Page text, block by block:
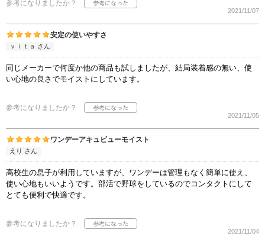
参考になりましたか？
2021/11/07
安定の使いやすさ
ｖｉｔａ さん
同じメーカーで何度か他の商品も試しましたが、結局装着感の無い、使
い心地の良さでモイストにしています。
参考になりましたか？
2021/11/05
ワンデーアキュビューモイスト
えり さん
高校生の息子が利用していますが、ワンデーは管理もなく簡単に使え、
使い心地もいいようです。部活で野球をしているのでコンタクトにして
とても便利で快適です。
参考になりましたか？
2021/11/04